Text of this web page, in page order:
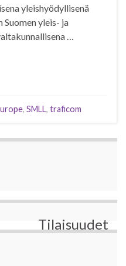
yleishyödyllisenä
Suomen yleis- ja
…
, SMLL, traficom
Tilaisuudet